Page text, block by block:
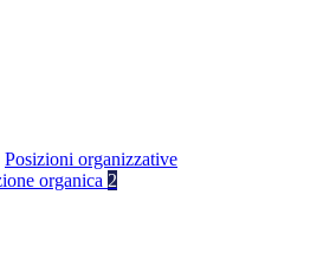
Posizioni organizzative
organica 2